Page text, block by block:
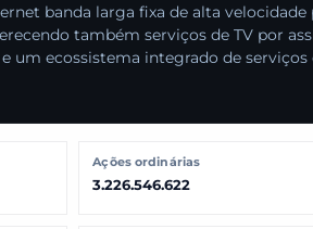
banda larga fixa de alta
também serviços de TV por
um ecossistema integrado de
Ações ordinárias
3.226.546.622